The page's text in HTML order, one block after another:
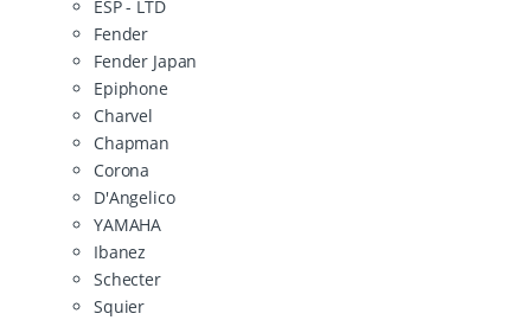
ESP - LTD
Fender
Fender Japan
Epiphone
Charvel
Chapman
Corona
D'Angelico
YAMAHA
Ibanez
Schecter
Squier